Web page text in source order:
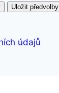
Uložit předvolby
údajů